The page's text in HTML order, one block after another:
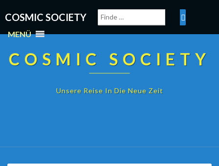
COSMIC SOCIETY
MENÜ
COSMIC SOCIETY
Unsere Reise In Die Neue Zeit